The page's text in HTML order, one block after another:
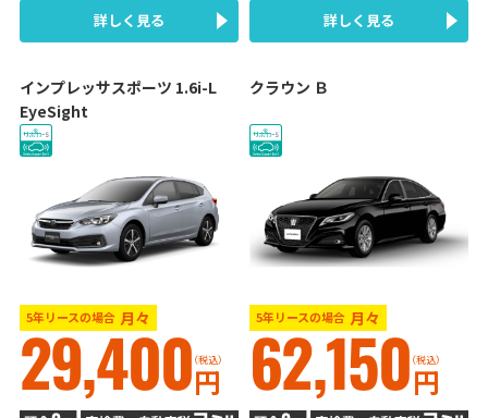
詳しく見る 詳しく見る
インプレッサスポーツ 1.6i-L
EyeSight
5年リースの場合 月々
29,400円
（税込）
クラウン Ｂ
5年リースの場合 月々
62,150円
（税込）